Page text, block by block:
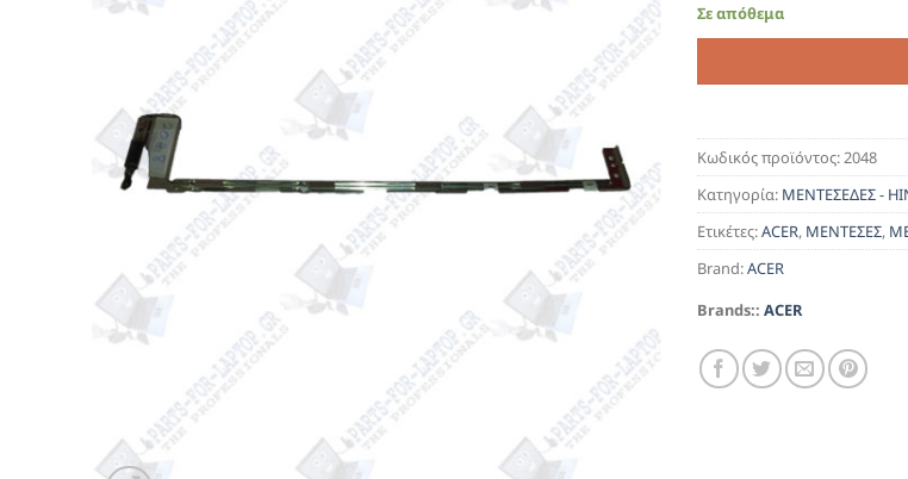
Σε απόθεμα
Κωδικός προϊόντος:2048
Κατηγορία: ΜΕΝΤΕΣΕΔΕΣ -
Ετικέτες:ACER, ΜΕΝΤΕΣΕΣ,
Brand:ACER
Brands::ACER